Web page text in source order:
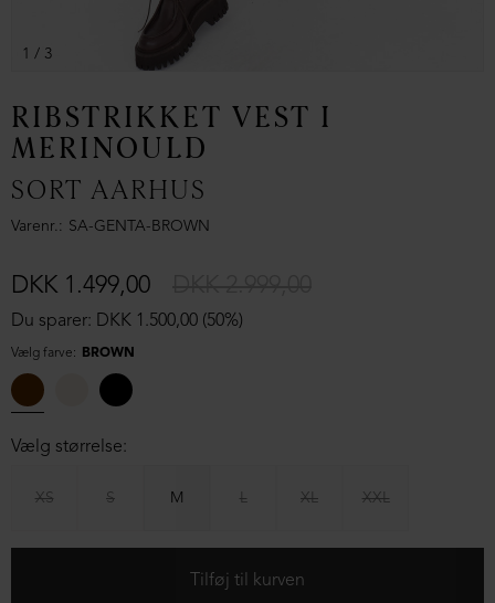
1 / 3
RIBSTRIKKET VEST I
MERINOULD
SORT AARHUS
Varenr. SA-GENTA-BROWN
Du sparer: DKK 1.500,00 (50%)
DKK 1.499,00
Vælg farve: BROWN
Vælg størrelse:
XS S M L XL XXL